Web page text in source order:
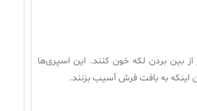
بین بردن لکه خون کنند. این اسپری‌ها
اینکه به بافت فرش آسیب بزنند.